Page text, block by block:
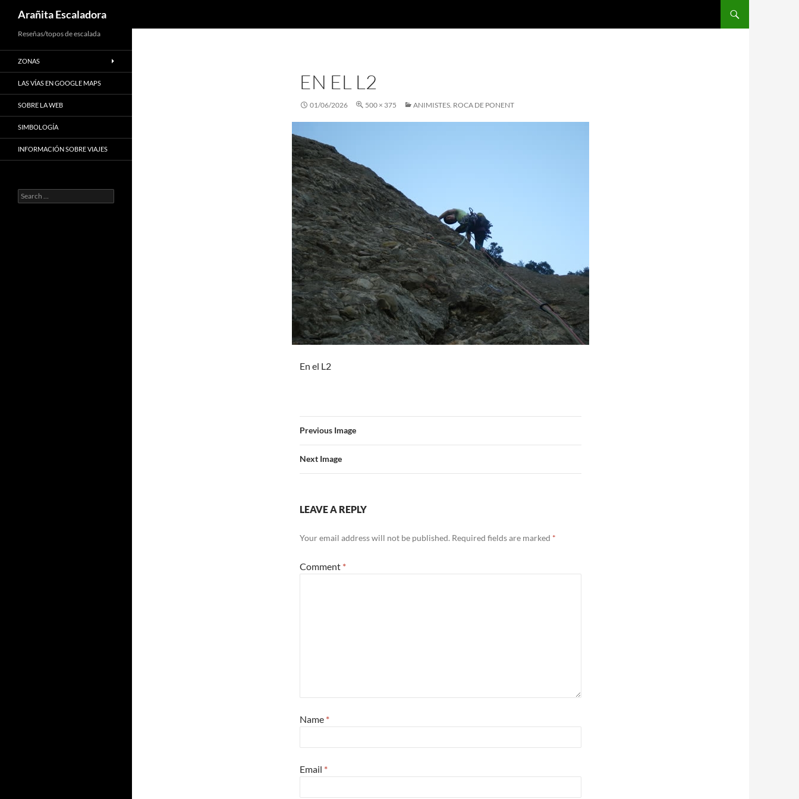
to
content
Arañita Escaladora
EN EL L2
01/06/2026 500 × 375 ANIMISTES. ROCA DE PONENT
En el L2
Previous Image
Next Image
LEAVE A REPLY
Your email address will not be published. Required fields are marked *
Comment *
Name *
Email *
Reseñas/topos de escalada
ZONAS
LAS VÍAS EN GOOGLE MAPS
SOBRE LA WEB
SIMBOLOGÍA
INFORMACIÓN SOBRE VIAJES
Search
for: